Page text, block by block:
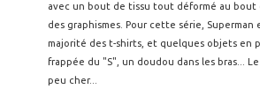
avec un bout de tissu tout déformé au bout
des graphismes. Pour cette série,
majorité des t-shirts, et quelques objets en
frappée du "S", un doudou dans les bras...
peu cher...